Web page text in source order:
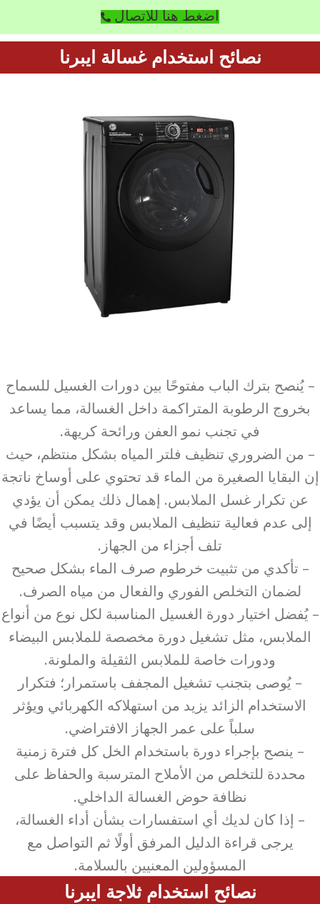
اضغط هنا للاتصال
نصائح استخدام غسالة ايبرنا
– يُنصح بترك الباب مفتوحًا بين دورات الغسيل للسماح
بخروج الرطوبة المتراكمة داخل الغسالة، مما يساعد
في تجنب نمو العفن ورائحة كريهة.
– من الضروري تنظيف فلتر المياه بشكل منتظم، حيث
إن البقايا الصغيرة من الماء قد تحتوي على أوساخ ناتجة
عن تكرار غسل الملابس. إهمال ذلك يمكن أن يؤدي
إلى عدم فعالية تنظيف الملابس وقد يتسبب أيضًا في
تلف أجزاء من الجهاز.
– تأكدي من تثبيت خرطوم صرف الماء بشكل صحيح
لضمان التخلص الفوري والفعال من مياه الصرف.
– يُفضل اختيار دورة الغسيل المناسبة لكل نوع من أنواع
الملابس، مثل تشغيل دورة مخصصة للملابس البيضاء
ودورات خاصة للملابس الثقيلة والملونة.
– يُوصى بتجنب تشغيل المجفف باستمرار؛ فتكرار
الاستخدام الزائد يزيد من استهلاكه الكهربائي ويؤثر
سلباً على عمر الجهاز الافتراضي.
– ينصح بإجراء دورة باستخدام الخل كل فترة زمنية
محددة للتخلص من الأملاح المترسبة والحفاظ على
نظافة حوض الغسالة الداخلي.
– إذا كان لديك أي استفسارات بشأن أداء الغسالة،
يرجى قراءة الدليل المرفق أولًا ثم التواصل مع
المسؤولين المعنيين بالسلامة.
نصائح استخدام ثلاجة ايبرنا